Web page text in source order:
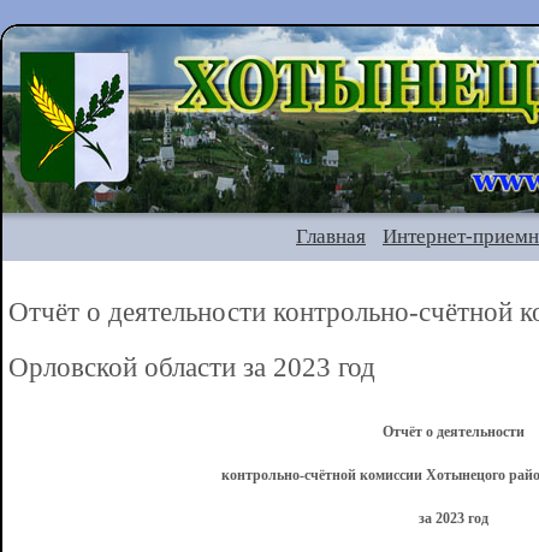
Главная Интернет-
Отчёт о деятельности контрольно-счётной
Орловской области за 2023 год
Отчёт о деятельности
контрольно-счётной комиссии Хотынецого
за 2023 год